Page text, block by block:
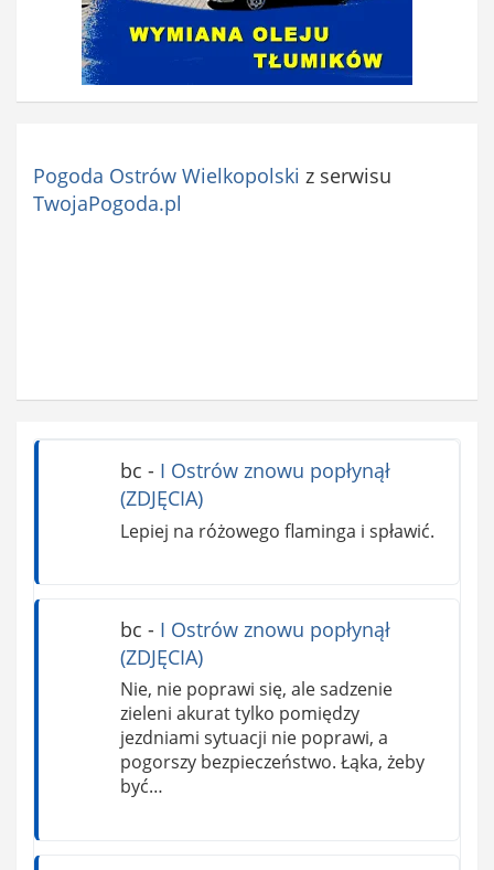
Pogoda Ostrów Wielkopolski z serwisu
TwojaPogoda.pl
bc - I Ostrów znowu popłynął
(ZDJĘCIA)
Lepiej na różowego flaminga i spławić.
bc - I Ostrów znowu popłynął
(ZDJĘCIA)
Nie, nie poprawi się, ale sadzenie
zieleni akurat tylko pomiędzy
jezdniami sytuacji nie poprawi, a
pogorszy bezpieczeństwo. Łąka, żeby
być…